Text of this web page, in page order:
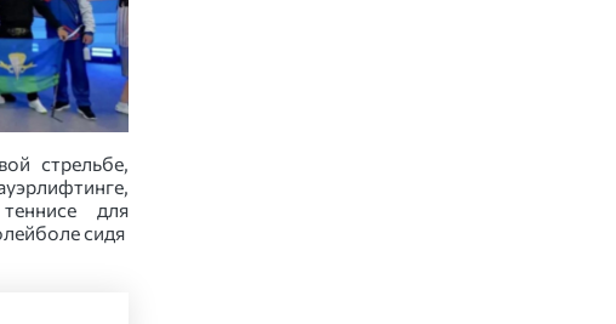
стрельбе,
для
сидя